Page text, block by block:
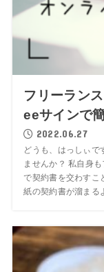
フリーラン
eeサインで
2022.06.27
どうも、はっしぃで
ませんか？ 私自身
で契約書を交わすこ
紙の契約書が溜まる